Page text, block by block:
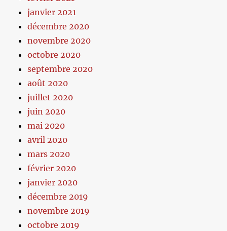
janvier 2021
décembre 2020
novembre 2020
octobre 2020
septembre 2020
août 2020
juillet 2020
juin 2020
mai 2020
avril 2020
mars 2020
février 2020
janvier 2020
décembre 2019
novembre 2019
octobre 2019